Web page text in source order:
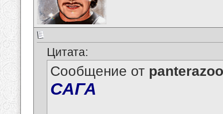
Цитата:
Сообщение от
САГА